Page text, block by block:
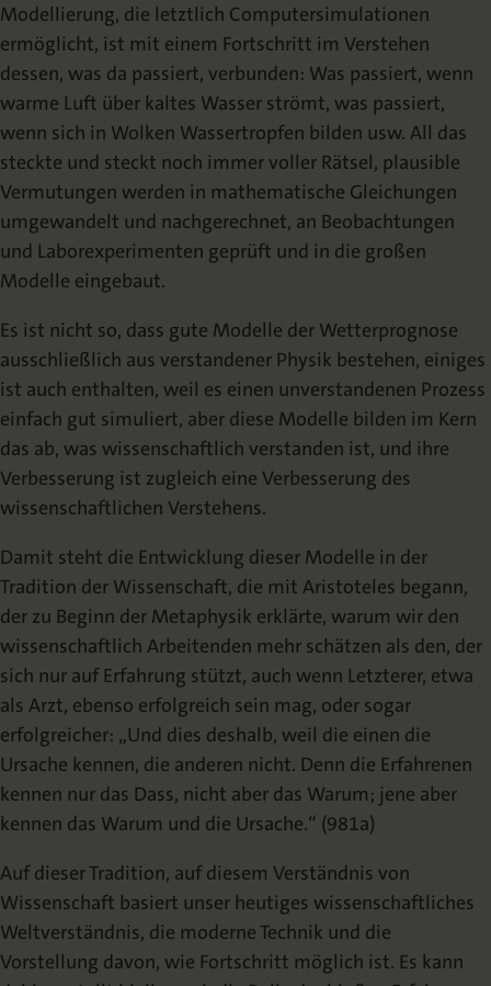
Modellierung, die letztlich Computersimulationen
ermöglicht, ist mit einem Fortschritt im Verstehen
dessen, was da passiert, verbunden: Was passiert, wenn
warme Luft über kaltes Wasser strömt, was passiert,
wenn sich in Wolken Wassertropfen bilden usw. All das
steckte und steckt noch immer voller Rätsel, plausible
Vermutungen werden in mathematische Gleichungen
umgewandelt und nachgerechnet, an Beobachtungen
und Laborexperimenten geprüft und in die großen
Modelle eingebaut.
Es ist nicht so, dass gute Modelle der Wetterprognose
ausschließlich aus verstandener Physik bestehen, einiges
ist auch enthalten, weil es einen unverstandenen Prozess
einfach gut simuliert, aber diese Modelle bilden im Kern
das ab, was wissenschaftlich verstanden ist, und ihre
Verbesserung ist zugleich eine Verbesserung des
wissenschaftlichen Verstehens.
Damit steht die Entwicklung dieser Modelle in der
Tradition der Wissenschaft, die mit Aristoteles begann,
der zu Beginn der Metaphysik erklärte, warum wir den
wissenschaftlich Arbeitenden mehr schätzen als den, der
sich nur auf Erfahrung stützt, auch wenn Letzterer, etwa
als Arzt, ebenso erfolgreich sein mag, oder sogar
erfolgreicher: „Und dies deshalb, weil die einen die
Ursache kennen, die anderen nicht. Denn die Erfahrenen
kennen nur das Dass, nicht aber das Warum; jene aber
kennen das Warum und die Ursache.“ (981a)
Auf dieser Tradition, auf diesem Verständnis von
Wissenschaft basiert unser heutiges wissenschaftliches
Weltverständnis, die moderne Technik und die
Vorstellung davon, wie Fortschritt möglich ist. Es kann